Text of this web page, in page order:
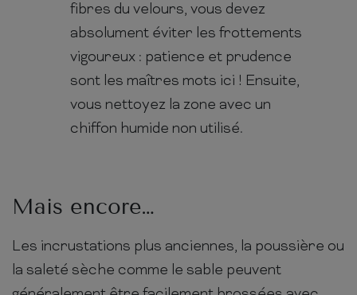
fibres du velours, vous devez
absolument éviter les frottements
vigoureux : patience et prudence
sont les maîtres mots ici ! Ensuite,
vous nettoyez la zone avec un
chiffon humide non utilisé.
Mais encore…
Les incrustations plus anciennes, la poussière ou
la saleté sèche comme le sable peuvent